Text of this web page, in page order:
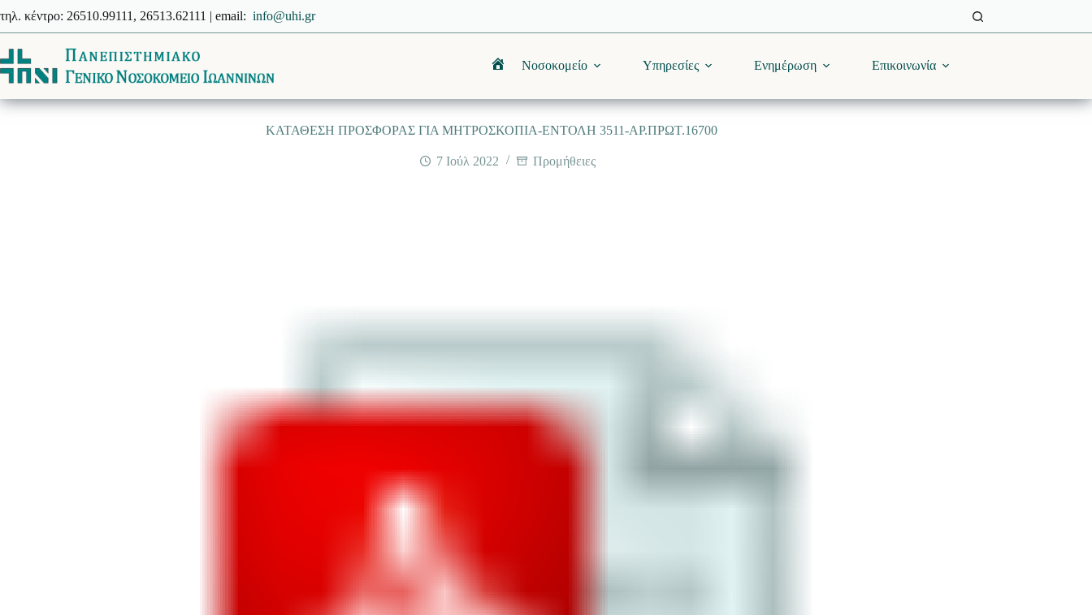
στο
περιεχόμενο
τηλ. κέντρο: 26510.99111, 26513.62111 | email: info@uhi.gr
ΑρχικήΝοσοκομείο Υπηρεσίες Ενημέρωση Επικοινωνία
ΚΑΤΑΘΕΣΗ ΠΡΟΣΦΟΡΑΣ ΓΙΑ ΜΗΤΡΟΣΚΟΠΙΑ-ΕΝΤΟΛΗ 3511-ΑΡ.ΠΡΩΤ.16700
7 Ιούλ 2022 Προμήθειες